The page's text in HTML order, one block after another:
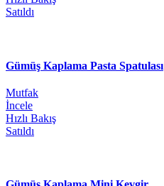
Satıldı
Gümüş Kaplama Pasta Spatulası
Mutfak
İncele
Hızlı Bakış
Satıldı